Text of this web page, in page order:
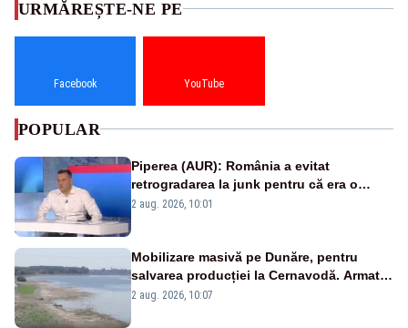
URMĂREȘTE-NE PE
Facebook YouTube
POPULAR
Piperea (AUR): România a evitat
retrogradarea la junk pentru că era o
catastrofă pentru bănci și fondurile de
2 aug. 2026, 10:01
Mobilizare masivă pe Dunăre, pentru
salvarea producției la Cernavodă. Armata
va detona o stâncă și va devia apa
2 aug. 2026, 10:07